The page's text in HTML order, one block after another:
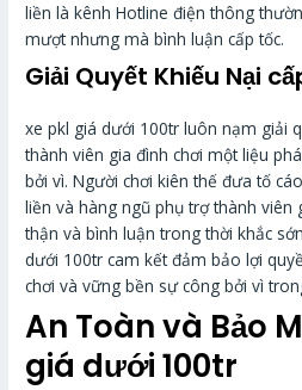
liền là kênh Hotline điện thông
mượt nhưng mà bình luận cấp tốc.
Giải Quyết Khiếu Nại
xe pkl giá dưới 100tr luôn nạm giải
thành viên gia đình chơi một liệu
bởi vì. Người chơi kiên thế đưa tố
liền và hàng ngũ phụ trợ thành viên
thận và bình luận trong thời khắc
dưới 100tr cam kết đảm bảo lợi
chơi và vững bền sự công bởi vì
An Toàn và Bảo
giá dưới 100tr